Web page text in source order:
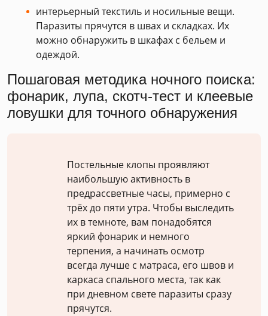
интерьерный текстиль и носильные вещи.
Паразиты прячутся в швах и складках. Их
можно обнаружить в шкафах с бельем и
одеждой.
Пошаговая методика ночного поиска:
фонарик, лупа, скотч-тест и клеевые
ловушки для точного обнаружения
Постельные клопы проявляют
наибольшую активность в
предрассветные часы, примерно с
трёх до пяти утра. Чтобы выследить
их в темноте, вам понадобятся
яркий фонарик и немного
терпения, а начинать осмотр
всегда лучше с матраса, его швов и
каркаса спального места, так как
при дневном свете паразиты сразу
прячутся.